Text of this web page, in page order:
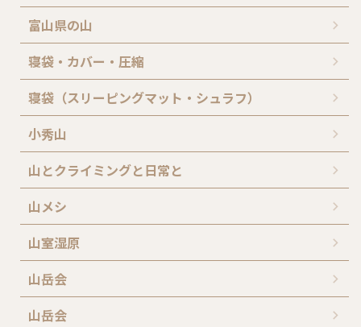
富山県の山
寝袋・カバー・圧縮
寝袋（スリーピングマット・シュラフ）
小秀山
山とクライミングと日常と
山メシ
山室湿原
山岳会
山岳会